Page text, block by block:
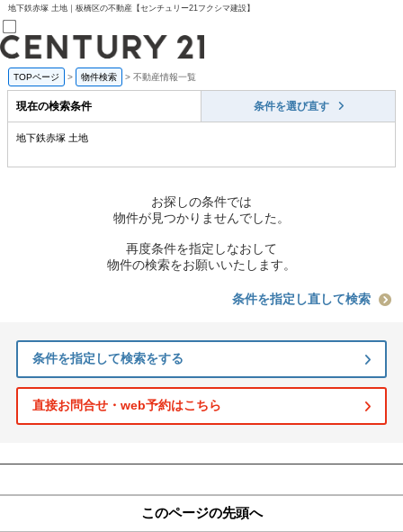
地下鉄赤塚 土地｜板橋区の不動産【センチュリー21フクシマ建設】
売買部
0120-800-844
賃貸部
03-6912-3505
会員メニュー
住宅ローン控除シミュレータ
新築戸建て
中古戸建て
マンション
TOPページ > 物件検索 > 不動産情報一覧
現在の検索条件 条件を選び直す
地下鉄赤塚 土地
お探しの条件では
物件が見つかりませんでした。
再度条件を指定しなおして
物件の検索をお願いいたします。
条件を指定し直して検索
条件を指定して検索をする
直接お問合せ・web予約はこちら
このページの先頭へ